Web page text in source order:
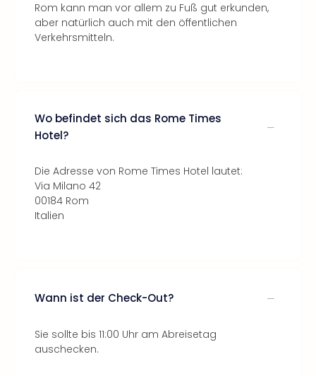
Rom kann man vor allem zu Fuß gut erkunden,
aber natürlich auch mit den öffentlichen
Verkehrsmitteln.
Wo befindet sich das Rome Times
Hotel?
Die Adresse von Rome Times Hotel lautet:
Via Milano 42
00184 Rom
Italien
Wann ist der Check-Out?
Sie sollte bis 11:00 Uhr am Abreisetag
auschecken.